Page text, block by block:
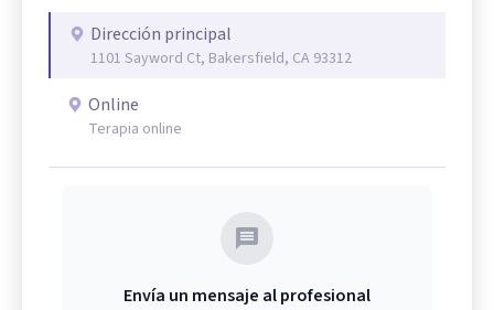
Dirección principal
1101 Sayword Ct, Bakersfield, CA 93312
Online
Terapia online
Envía un mensaje al profesional